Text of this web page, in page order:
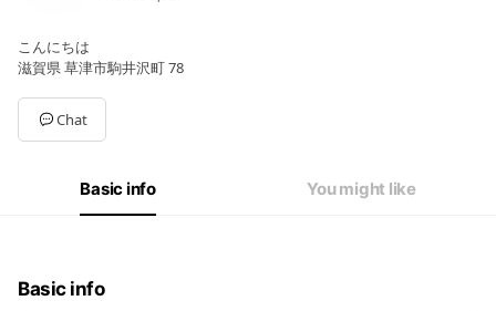
こんにちは
滋賀県 草津市駒井沢町 78
Chat
Basic info You might like
Basic info